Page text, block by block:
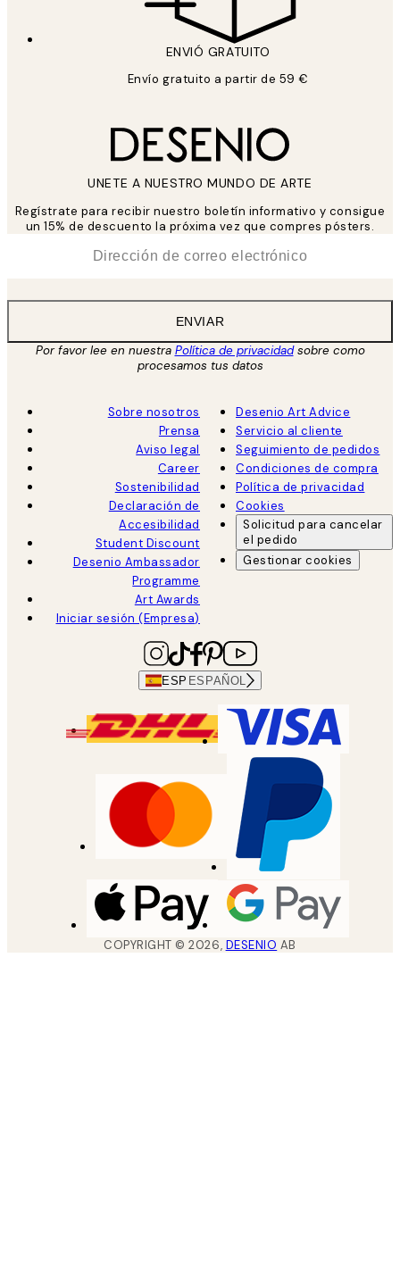
ENVIÓ GRATUITO
Envío gratuito a partir de 59 €
UNETE A NUESTRO MUNDO DE ARTE
Regístrate para recibir nuestro boletín informativo y consigue
un 15% de descuento la próxima vez que compres pósters.
ENVIAR
Por favor lee en nuestra Política de privacidadsobre como
procesamos tus datos
Sobre nosotros
Prensa
Aviso legal
Career
Sostenibilidad
Declaración de
Accesibilidad
Student Discount
Desenio Ambassador
Programme
Art Awards
Iniciar sesión (Empresa)
Desenio Art Advice
Servicio al cliente
Seguimiento de pedidos
Condiciones de compra
Política de privacidad
Cookies
Solicitud para cancelar
el pedido
Gestionar cookies
ESP ESPAÑOL
COPYRIGHT ©2026, DESENIO AB